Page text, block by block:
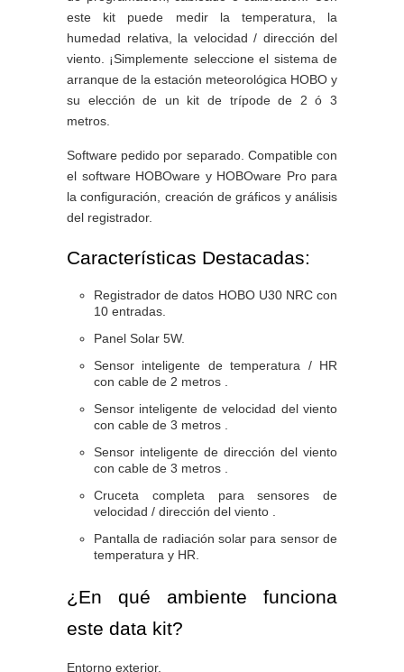
este kit puede medir la temperatura, la
humedad relativa, la velocidad / dirección del
viento. ¡Simplemente seleccione el sistema de
arranque de la estación meteorológica HOBO y
su elección de un kit de trípode de 2 ó 3
metros.
Software pedido por separado. Compatible con
el software HOBOware y HOBOware Pro para
la configuración, creación de gráficos y análisis
del registrador.
Características Destacadas:
Registrador de datos HOBO U30 NRC con
10 entradas.
Panel Solar 5W.
Sensor inteligente de temperatura / HR
con cable de 2 metros .
Sensor inteligente de velocidad del viento
con cable de 3 metros .
Sensor inteligente de dirección del viento
con cable de 3 metros .
Cruceta completa para sensores de
velocidad / dirección del viento .
Pantalla de radiación solar para sensor de
temperatura y HR.
¿En qué ambiente funciona
este data kit?
Entorno exterior.